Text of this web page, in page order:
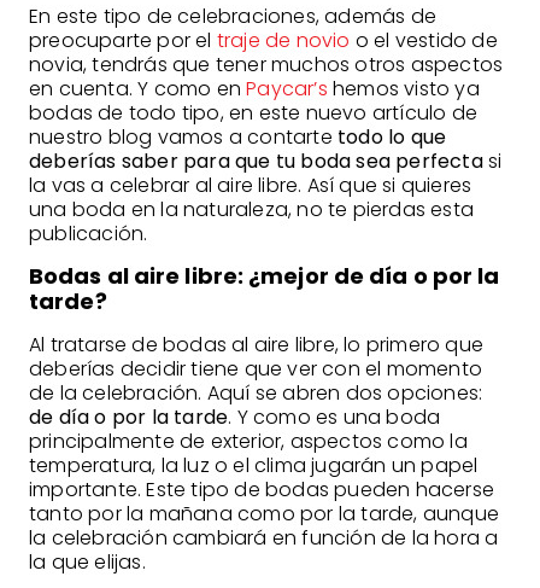
En este tipo de celebraciones, además de
preocuparte por el traje de novio o el vestido de
novia, tendrás que tener muchos otros aspectos
en cuenta. Y como enPaycar’s hemos visto ya
bodas de todo tipo, en este nuevo artículo de
nuestro blog vamos a contarte todo lo que
deberías saber para que tu boda sea perfectasi
la vas a celebrar al aire libre. Así que si quieres
una boda en la naturaleza, no te pierdas esta
publicación.
Bodas al aire libre: ¿mejor de día o por la
tarde?
Al tratarse de bodas al aire libre, lo primero que
deberías decidir tiene que ver con el momento
de la celebración. Aquí se abren dos opciones:
de día o por la tarde. Y como es una boda
principalmente de exterior, aspectos como la
temperatura, la luz o el clima jugarán un papel
importante. Este tipo de bodas pueden hacerse
tanto por la mañana como por la tarde, aunque
la celebración cambiará en función de la hora a
la que elijas.